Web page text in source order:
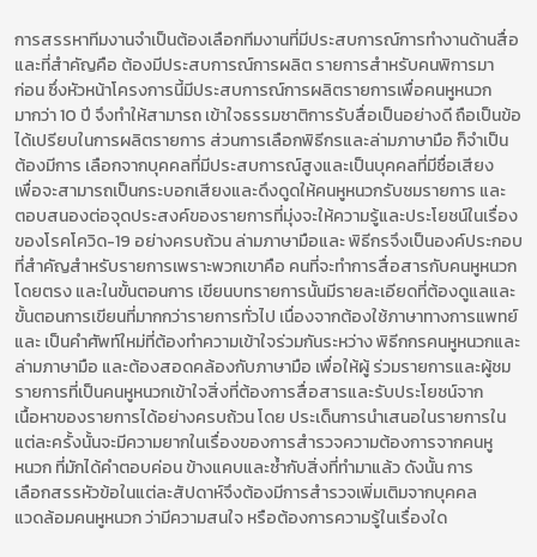
การสรรหาทีมงานจำเป็นต้องเลือกทีมงานที่มีประสบการณ์การทำงานด้านสื่อ
และที่สำคัญคือ ต้องมีประสบการณ์การผลิต รายการสำหรับคนพิการมา
ก่อน ซึ่งหัวหน้าโครงการนี้มีประสบการณ์การผลิตรายการเพื่อคนหูหนวก
มากว่า 10 ปี จึงทำให้สามารถ เข้าใจธรรมชาติการรับสื่อเป็นอย่างดี ถือเป็นข้อ
ได้เปรียบในการผลิตรายการ ส่วนการเลือกพิธีกรและล่ามภาษามือ ก็จำเป็น
ต้องมีการ เลือกจากบุคคลที่มีประสบการณ์สูงและเป็นบุคคลที่มีชื่อเสียง
เพื่อจะสามารถเป็นกระบอกเสียงและดึงดูดให้คนหูหนวกรับชมรายการ และ
ตอบสนองต่อจุดประสงค์ของรายการที่มุ่งจะให้ความรู้และประโยชน์ในเรื่อง
ของโรคโควิด-19 อย่างครบถ้วน ล่ามภาษามือและ พิธีกรจึงเป็นองค์ประกอบ
ที่สำคัญสำหรับรายการเพราะพวกเขาคือ คนที่จะทำการสื่อสารกับคนหูหนวก
โดยตรง และในขั้นตอนการ เขียนบทรายการนั้นมีรายละเอียดที่ต้องดูแลและ
ขั้นตอนการเขียนที่มากกว่ารายการทั่วไป เนื่องจากต้องใช้ภาษาทางการแพทย์
และ เป็นคำศัพท์ใหม่ที่ต้องทำความเข้าใจร่วมกันระหว่าง พิธีกกรคนหูหนวกและ
ล่ามภาษามือ และต้องสอดคล้องกับภาษามือ เพื่อให้ผู้ ร่วมรายการและผู้ชม
รายการที่เป็นคนหูหนวกเข้าใจสิ่งที่ต้องการสื่อสารและรับประโยชน์จาก
เนื้อหาของรายการได้อย่างครบถ้วน โดย ประเด็นการนำเสนอในรายการใน
แต่ละครั้งนั้นจะมีความยากในเรื่องของการสำรวจความต้องการจากคนหู
หนวก ที่มักได้คำตอบค่อน ข้างแคบและซ้ำกับสิ่งที่ทำมาแล้ว ดังนั้น การ
เลือกสรรหัวข้อในแต่ละสัปดาห์จึงต้องมีการสำรวจเพิ่มเติมจากบุคคล
แวดล้อมคนหูหนวก ว่ามีความสนใจ หรือต้องการความรู้ในเรื่องใด